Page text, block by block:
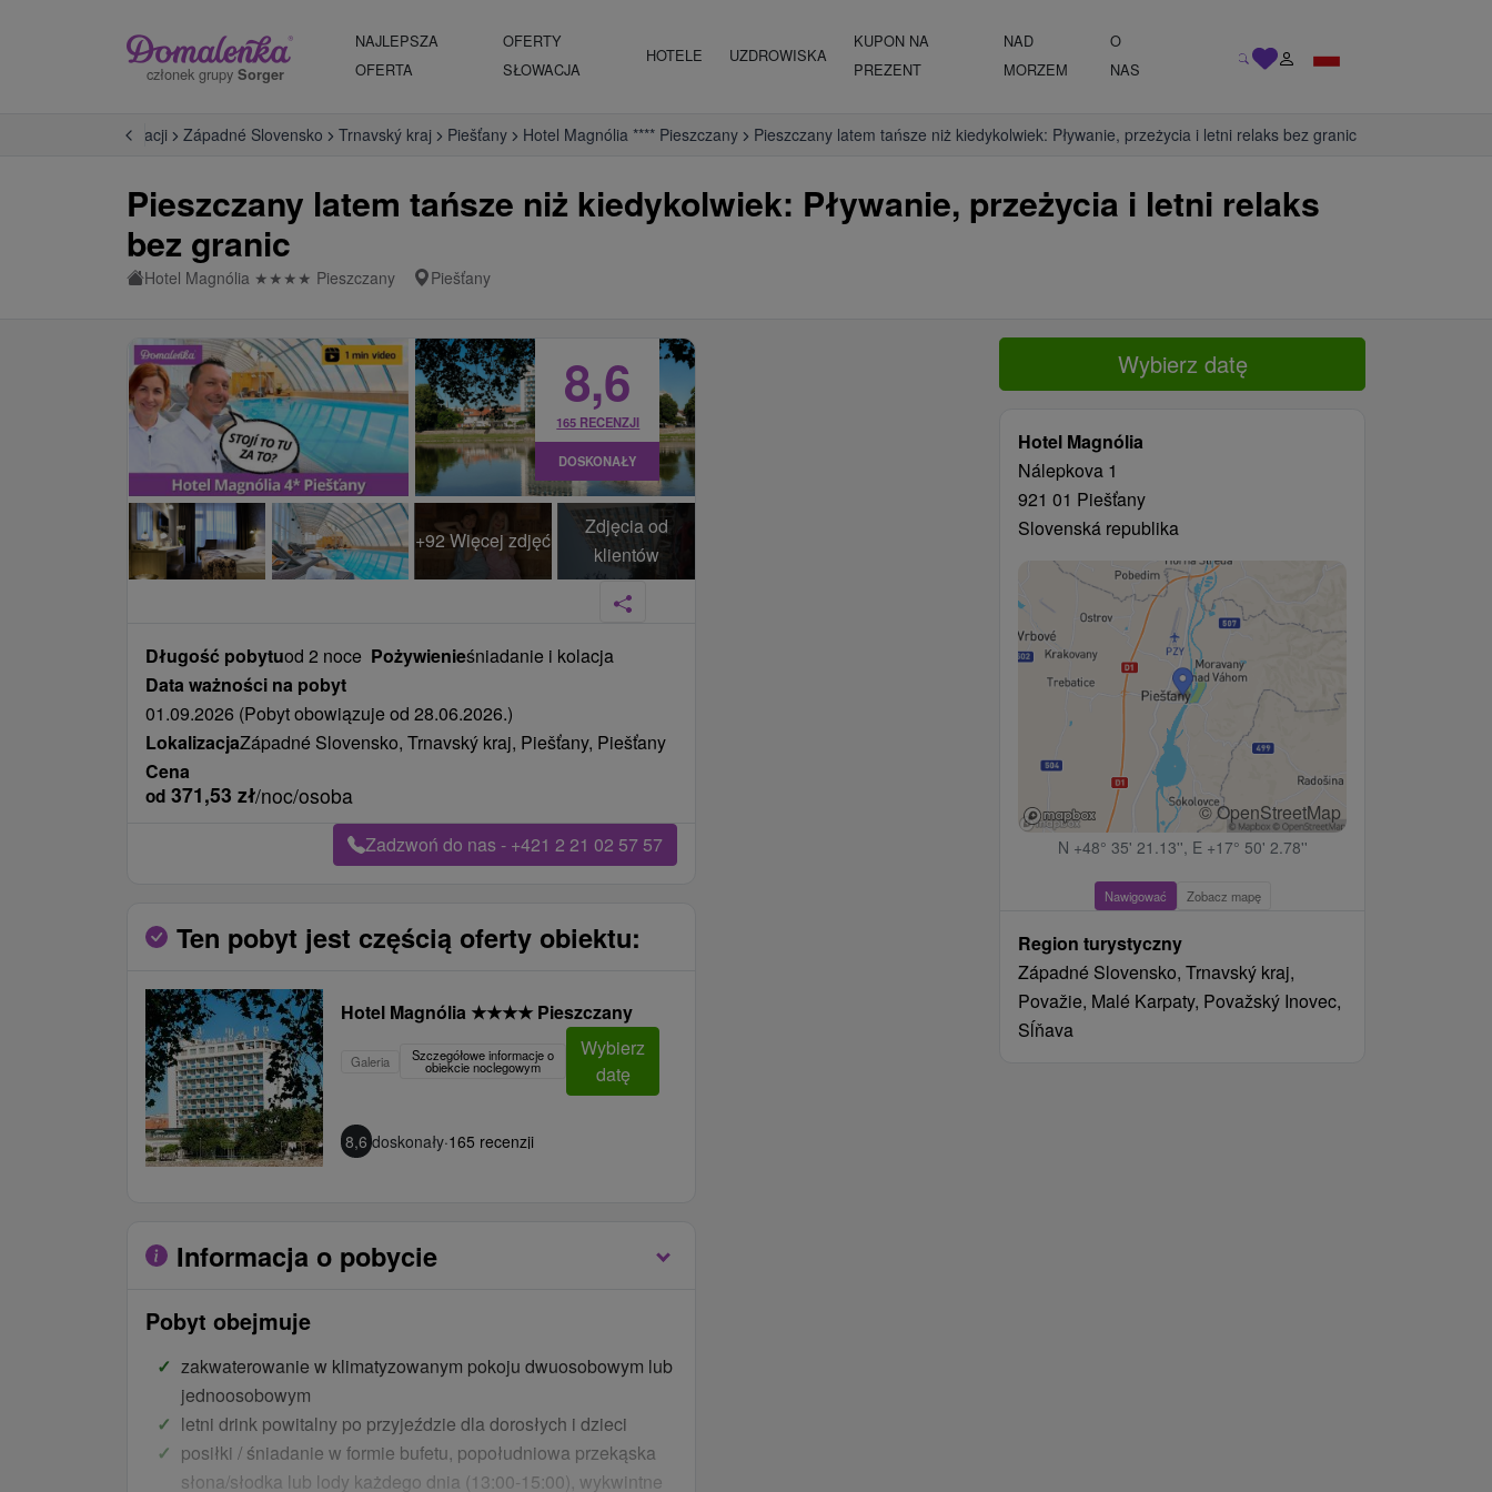
członek grupy Sorger
NAJLEPSZA
OFERTA
OFERTY
SŁOWACJA
HOTELE UZDROWISKA
KUPON NA
PREZENT
NAD
MORZEM
O
NAS
Hotele na Slovacji Západné Slovensko Trnavský kraj Piešťany Hotel Magnólia **** Pieszczany Pieszczany latem tańsze niż kiedykolwiek: Pływanie, przeżycia i letni relaks bez granic
Pieszczany latem tańsze niż kiedykolwiek: Pływanie, przeżycia i letni relaks
bez granic
Hotel Magnólia ★ ★ ★ ★ Pieszczany Piešťany
Wybierz datę
Hotel Magnólia
Nálepkova 1
921 01 Piešťany
Slovenská republika
© OpenStreetMap
N +48° 35' 21.13'', E +17° 50' 2.78''
Nawigować Zobacz mapę
Region turystyczny
Západné Slovensko, Trnavský kraj,
Považie, Malé Karpaty, Považský Inovec,
Sĺňava
+92 Więcej zdjęć
Zdjęcia od
klientów
8,6
165 RECENZJI
DOSKONAŁY
Długość pobytuod 2 noce Pożywienieśniadanie i kolacja
Data ważności na pobyt
01.09.2026 (Pobyt obowiązuje od 28.06.2026.)
LokalizacjaZápadné Slovensko, Trnavský kraj, Piešťany, Piešťany
Cena
od 371,53 zł/noc/osoba
Zadzwoń do nas - +421 2 21 02 57 57
Ten pobyt jest częścią oferty obiektu:
Hotel Magnólia ★★★★ Pieszczany
Galeria Szczegółowe informacje o
obiekcie noclegowym
Wybierz
datę
8,6 doskonały·165 recenzji
Informacja o pobycie
Pobyt obejmuje
zakwaterowanie w klimatyzowanym pokoju dwuosobowym lub
jednoosobowym
letni drink powitalny po przyjeździe dla dorosłych i dzieci
posiłki / śniadanie w formie bufetu, popołudniowa przekąska
słona/słodka lub lody każdego dnia (13:00-15:00), wykwintne